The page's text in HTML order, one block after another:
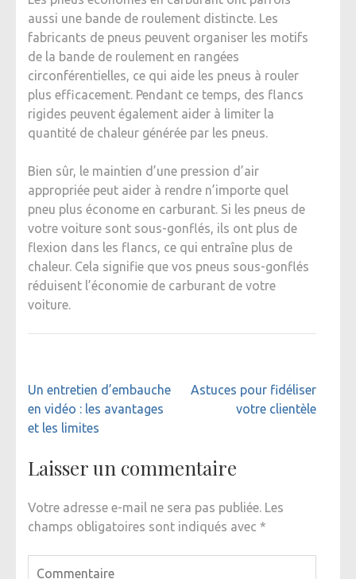
aussi une bande de roulement distincte. Les
fabricants de pneus peuvent organiser les motifs
de la bande de roulement en rangées
circonférentielles, ce qui aide les pneus à rouler
plus efficacement. Pendant ce temps, des flancs
rigides peuvent également aider à limiter la
quantité de chaleur générée par les pneus.
Bien sûr, le maintien d’une pression d’air
appropriée peut aider à rendre n’importe quel
pneu plus économe en carburant. Si les pneus de
votre voiture sont sous-gonflés, ils ont plus de
flexion dans les flancs, ce qui entraîne plus de
chaleur. Cela signifie que vos pneus sous-gonflés
réduisent l’économie de carburant de votre
voiture.
Navigation
de
l’article
Un entretien d’embauche
en vidéo : les avantages
et les limites
Astuces pour fidéliser
votre clientèle
Laisser un commentaire
Votre adresse e-mail ne sera pas publiée. Les
champs obligatoires sont indiqués avec *